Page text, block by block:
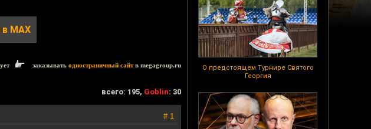
О предстоящем Турнире Святого
Георгия
в MAX
заказывать одностраничный сайтв megagroup.ru
всего: 195, Goblin: 30
# 1